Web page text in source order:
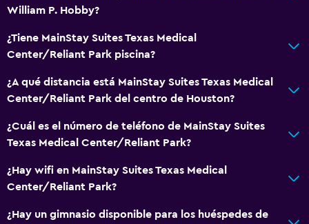
William P. Hobby?
¿Tiene MainStay Suites Texas Medical
Center/Reliant Park piscina?
¿A qué distancia está MainStay Suites Texas Medical
Center/Reliant Park del centro de Houston?
¿Cuál es el número de teléfono de MainStay Suites
Texas Medical Center/Reliant Park?
¿Hay wifi en MainStay Suites Texas Medical
Center/Reliant Park?
¿Hay un gimnasio disponible para los huéspedes de